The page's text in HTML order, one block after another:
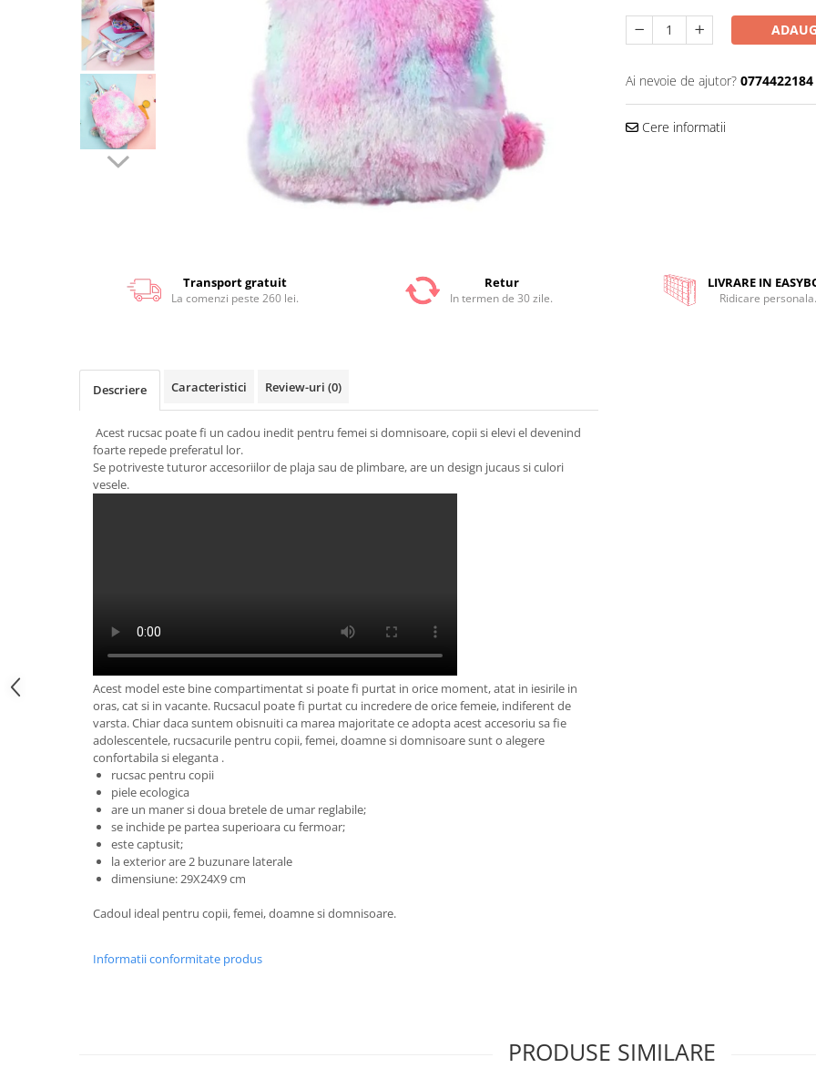
Ai nevoie de ajutor? 0774422184
Cere informatii
Transport gratuit
La comenzi peste 260 lei.
Retur
In termen de 30 zile.
LIVRARE IN
Ridicare personala.
Descriere Caracteristici Review-uri (0)
Acest rucsac poate fi un cadou inedit pentru femei si domnisoare, copii si elevi el devenind
foarte repede preferatul lor.
Se potriveste tuturor accesoriilor de plaja sau de plimbare, are un design jucaus si culori
vesele.
Acest model este bine compartimentat si poate fi purtat in orice moment, atat in iesirile in
oras, cat si in vacante. Rucsacul poate fi purtat cu incredere de orice femeie, indiferent de
varsta. Chiar daca suntem obisnuiti ca marea majoritate ce adopta acest accesoriu sa fie
adolescentele, rucsacurile pentru copii, femei, doamne si domnisoare sunt o alegere
confortabila si eleganta .
rucsac pentru copii
piele ecologica
are un maner si doua bretele de umar reglabile;
se inchide pe partea superioara cu fermoar;
este captusit;
la exterior are 2 buzunare laterale
dimensiune: 29X24X9 cm
Cadoul ideal pentru copii, femei, doamne si domnisoare.
Informatii conformitate produs
PRODUSE SIMILARE